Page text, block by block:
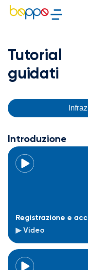
Tutorial
guidati
Introduzione
Registrazione e
▶ Video